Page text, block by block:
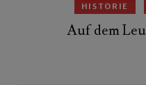
HISTORIE
Auf dem